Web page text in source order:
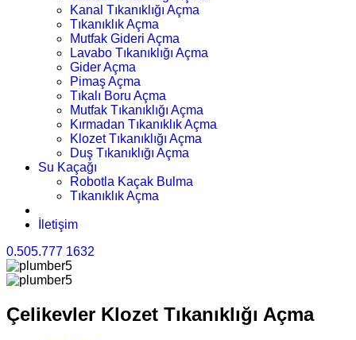
Kanal Tıkanıklığı Açma
Tıkanıklık Açma
Mutfak Gideri Açma
Lavabo Tıkanıklığı Açma
Gider Açma
Pimaş Açma
Tıkalı Boru Açma
Mutfak Tıkanıklığı Açma
Kırmadan Tıkanıklık Açma
Klozet Tıkanıklığı Açma
Duş Tıkanıklığı Açma
Su Kaçağı
Robotla Kaçak Bulma
Tıkanıklık Açma
İletişim
0.505.777 1632
Çelikevler Klozet Tıkanıklığı Açma